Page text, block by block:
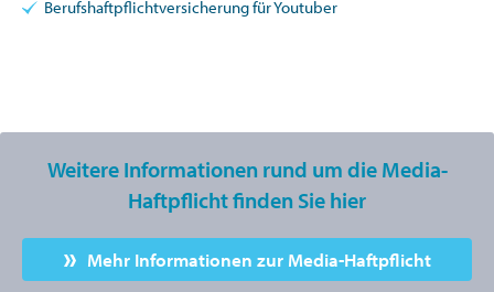
Berufshaftpflichtversicherung für Youtuber
Weitere Informationen rund um die Media-
Haftpflicht finden Sie hier
Mehr Informationen zur Media-Haftpflicht